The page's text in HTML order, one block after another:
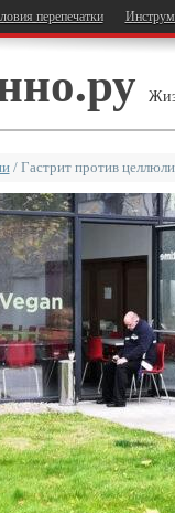
перепечатки
/ Гастрит против